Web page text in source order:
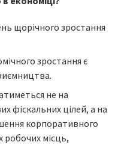
щорічного зростання
зростання є
не на
фіскальних цілей, а на
корпоративного
робочих місць,